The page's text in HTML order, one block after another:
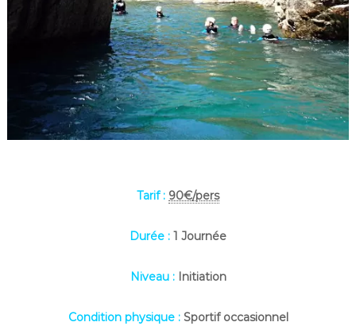
Tarif : 90€/pers
Durée : 1 Journée
Niveau : Initiation
Condition physique : Sportif occasionnel